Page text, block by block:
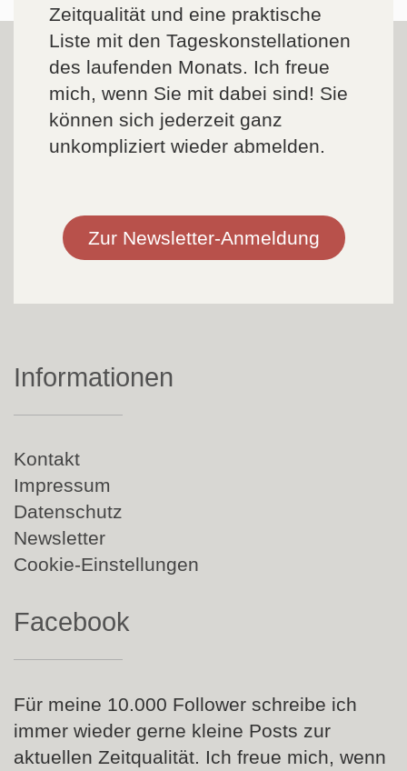
Zeitqualität und eine praktische
Liste mit den Tageskonstellationen
des laufenden Monats. Ich freue
mich, wenn Sie mit dabei sind! Sie
können sich jederzeit ganz
unkompliziert wieder abmelden.
Zur Newsletter-Anmeldung
Informationen
Navigation
überspringen
Kontakt
Impressum
Datenschutz
Newsletter
Cookie-Einstellungen
Facebook
Für meine 10.000 Follower schreibe ich
immer wieder gerne kleine Posts zur
aktuellen Zeitqualität. Ich freue mich, wenn